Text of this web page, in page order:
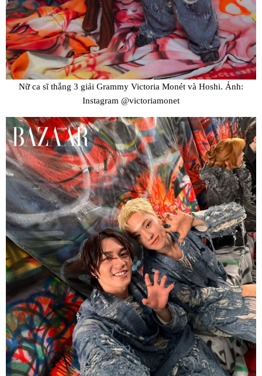
Nữ ca sĩ thắng 3 giải Grammy Victoria Monét và Hoshi. Ảnh:
Instagram @victoriamonet